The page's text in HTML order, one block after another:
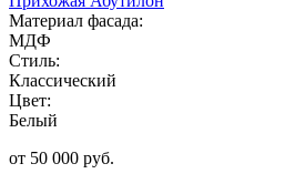
Материал фасада:
МДФ
Стиль:
Классический
Цвет:
Белый
от 50 000 руб.